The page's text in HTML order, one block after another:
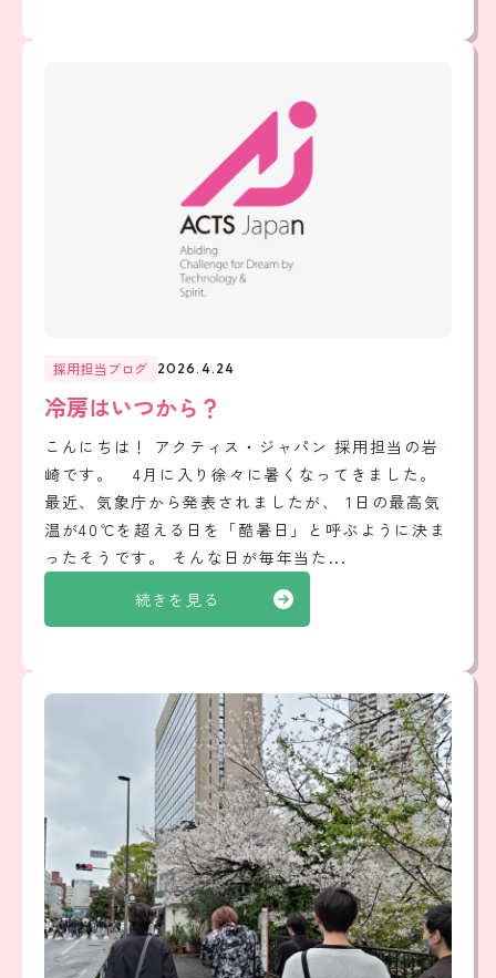
続きを見る
採用担当ブログ 2026.4.24
冷房はいつから？
こんにちは！ アクティス・ジャパン 採用担当の岩
崎です。 4月に入り徐々に暑くなってきました。
最近、気象庁から発表されましたが、 1日の最高気
温が40℃を超える日を「酷暑日」と呼ぶように決ま
ったそうです。 そんな日が毎年当た...